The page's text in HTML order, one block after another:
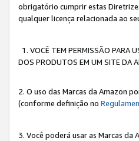
obrigatório cumprir estas
qualquer licença relacionada ao
1. VOCÊ TEM PERMISSÃO PARA
DOS PRODUTOS EM UM SITE DA
2. O uso das Marcas da Amazon
(conforme definição no
3. Você poderá usar as Marcas